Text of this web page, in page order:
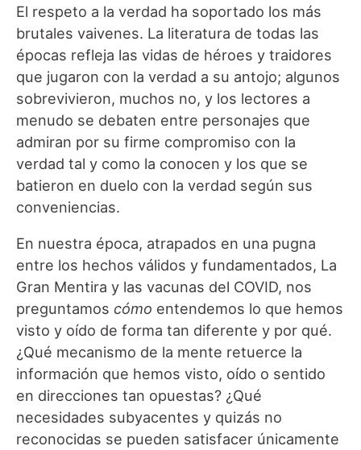
El respeto a la verdad ha soportado los más
brutales vaivenes. La literatura de todas las
épocas refleja las vidas de héroes y traidores
que jugaron con la verdad a su antojo; algunos
sobrevivieron, muchos no, y los lectores a
menudo se debaten entre personajes que
admiran por su firme compromiso con la
verdad tal y como la conocen y los que se
batieron en duelo con la verdad según sus
conveniencias.
En nuestra época, atrapados en una pugna
entre los hechos válidos y fundamentados, La
Gran Mentira y las vacunas del COVID, nos
preguntamos cómo entendemos lo que hemos
visto y oído de forma tan diferente y por qué.
¿Qué mecanismo de la mente retuerce la
información que hemos visto, oído o sentido
en direcciones tan opuestas? ¿Qué
necesidades subyacentes y quizás no
reconocidas se pueden satisfacer únicamente